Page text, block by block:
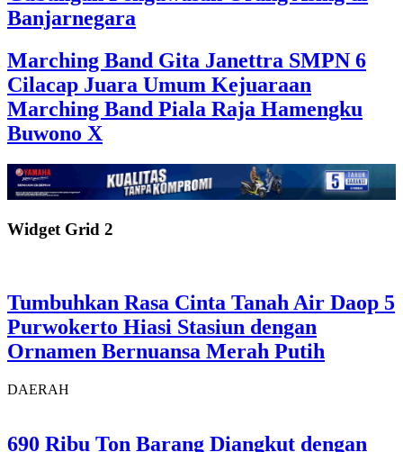
Banjarnegara
Marching Band Gita Janettra SMPN 6
Cilacap Juara Umum Kejuaraan
Marching Band Piala Raja Hamengku
Buwono X
Widget Grid 2
Tumbuhkan Rasa Cinta Tanah Air Daop 5
Purwokerto Hiasi Stasiun dengan
Ornamen Bernuansa Merah Putih
DAERAH
690 Ribu Ton Barang Diangkut dengan